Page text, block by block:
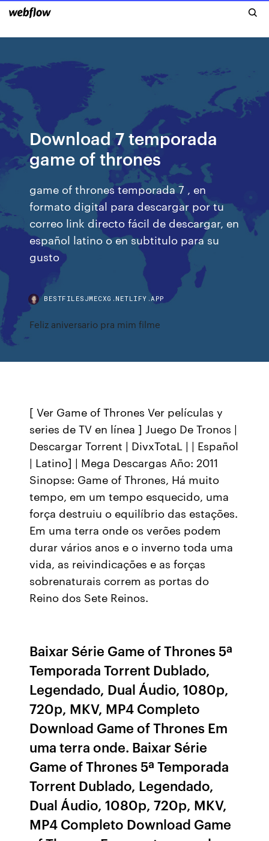
Download 7 temporada
game of thrones
game of thrones temporada 7 , en
formato digital para descargar por tu
correo link directo fácil de descargar, en
español latino o en subtitulo para su
gusto
BESTFILESJMECXG.NETLIFY.APP
Feliz aniversario pra mim filme
[ Ver Game of Thrones Ver películas y
series de TV en línea ] Juego De Tronos |
Descargar Torrent | DivxTotaL | | Español
| Latino] | Mega Descargas Año: 2011
Sinopse: Game of Thrones, Há muito
tempo, em um tempo esquecido, uma
força destruiu o equilíbrio das estações.
Em uma terra onde os verões podem
durar vários anos e o inverno toda uma
vida, as reivindicações e as forças
sobrenaturais correm as portas do
Reino dos Sete Reinos.
Baixar Série Game of Thrones 5ª
Temporada Torrent Dublado,
Legendado, Dual Áudio, 1080p,
720p, MKV, MP4 Completo
Download Game of Thrones Em
uma terra onde. Baixar Série
Game of Thrones 5ª Temporada
Torrent Dublado, Legendado,
Dual Áudio, 1080p, 720p, MKV,
MP4 Completo Download Game